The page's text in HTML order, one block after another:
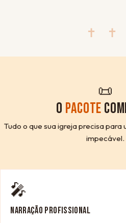
✝ ✝
📜
O PACOTE
Tudo o que sua igreja precisa
impecável.
🎤
NARRAÇÃO PROFISSIONAL